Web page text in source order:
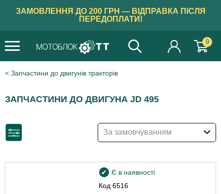
ЗАМОВЛЕННЯ ДО 200 ГРН — ВІДПРАВКА ПІСЛЯ
ПЕРЕДОПЛАТИ!
0
Запчастини до двигунів тракторів
ЗАПЧАСТИНИ ДО ДВИГУНА JD 495
За замовчуванням
Код6516
Є в наявності